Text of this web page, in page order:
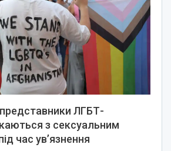
представники ЛГБТ-
з сексуальним
час увʼязнення